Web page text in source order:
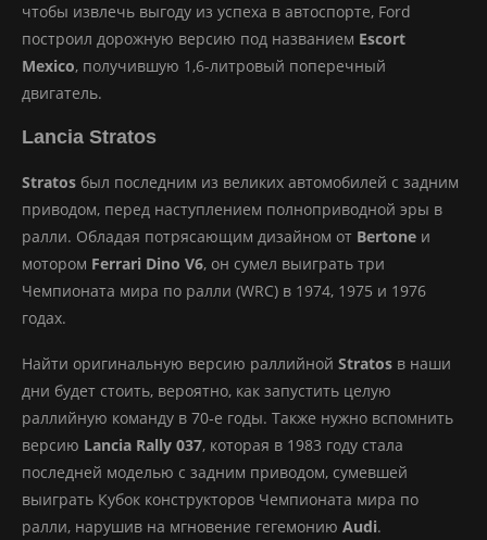
чтобы извлечь выгоду из успеха в автоспорте, Ford
построил дорожную версию под названием Escort
Mexico, получившую 1,6-литровый поперечный
двигатель.
Lancia Stratos
Stratos был последним из великих автомобилей с задним
приводом, перед наступлением полноприводной эры в
ралли. Обладая потрясающим дизайном от Bertone и
мотором Ferrari Dino V6, он сумел выиграть три
Чемпионата мира по ралли (WRC) в 1974, 1975 и 1976
годах.
Найти оригинальную версию раллийной Stratos в наши
дни будет стоить, вероятно, как запустить целую
раллийную команду в 70-е годы. Также нужно вспомнить
версию Lancia Rally 037, которая в 1983 году стала
последней моделью с задним приводом, сумевшей
выиграть Кубок конструкторов Чемпионата мира по
ралли, нарушив на мгновение гегемонию Audi.